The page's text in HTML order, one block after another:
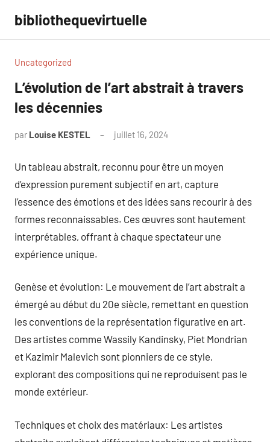
contenu
bibliothequevirtuelle
Uncategorized
L’évolution de l’art abstrait à travers
les décennies
par Louise KESTEL juillet 16, 2024
Un tableau abstrait, reconnu pour être un moyen
d’expression purement subjectif en art, capture
l’essence des émotions et des idées sans recourir à des
formes reconnaissables. Ces œuvres sont hautement
interprétables, offrant à chaque spectateur une
expérience unique.
Genèse et évolution: Le mouvement de l’art abstrait a
émergé au début du 20e siècle, remettant en question
les conventions de la représentation figurative en art.
Des artistes comme Wassily Kandinsky, Piet Mondrian
et Kazimir Malevich sont pionniers de ce style,
explorant des compositions qui ne reproduisent pas le
monde extérieur.
Techniques et choix des matériaux: Les artistes